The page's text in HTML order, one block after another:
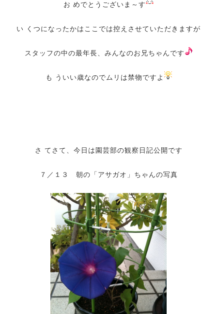
お めでとうございま～す
い くつになったかはここでは控えさせていただきますが
スタッフの中の最年長、みんなのお兄ちゃんです
も ういい歳なのでムリは禁物ですよ
さ てさて、今日は園芸部の観察日記公開です
７／１３ 朝の「アサガオ」ちゃんの写真